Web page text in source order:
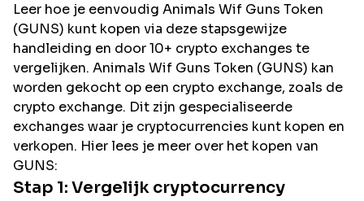
Leer hoe je eenvoudig Animals Wif Guns Token
(GUNS) kunt kopen via deze stapsgewijze
handleiding en door 10+ crypto exchanges te
vergelijken. Animals Wif Guns Token (GUNS) kan
worden gekocht op een crypto exchange, zoals de
crypto exchange. Dit zijn gespecialiseerde
exchanges waar je cryptocurrencies kunt kopen en
verkopen. Hier lees je meer over het kopen van
GUNS:
Stap 1: Vergelijk cryptocurrency